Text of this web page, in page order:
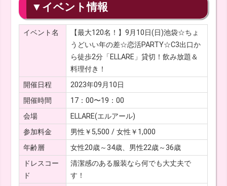
▼イベント情報
イベント名
【最大120名！】9月10日(日)池袋☆ちょ
うどいい年の差☆恋活PARTY☆C3出口か
ら徒歩2分「ELLARE」貸切！飲み放題＆
料理付き！
開催日程
2023年09月10日
開催時間
17：00〜19：00
会場
ELLARE(エルアール)
参加料金
男性￥5,500 / 女性￥1,000
年齢層
女性20歳～34歳、男性22歳～36歳
ドレスコー
ド
清潔感のある服装なら何でも大丈夫で
す！